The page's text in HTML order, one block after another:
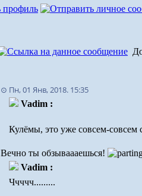
⊙ Пн, 01 Янв, 2018. 15:35
Vadim :
Кулёмы, это уже совсем-совсем
Вечно ты обзываааешься!
Vadim :
Ччччч.........